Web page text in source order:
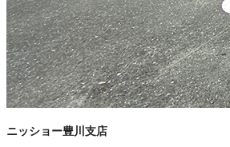
ニッショー豊川支店